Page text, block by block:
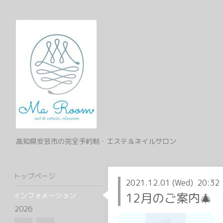
高知県安芸市の完全予約制・エステ＆ネイルサロン
2021.12.01 (Wed) 20:32
12月のご案内🎄
トップページ
インフォメーション
2026